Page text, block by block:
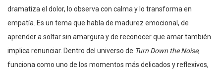
dramatiza el dolor, lo observa con calma y lo transforma en
empatía. Es un tema que habla de madurez emocional, de
aprender a soltar sin amargura y de reconocer que amar también
implica renunciar. Dentro del universo de Turn Down the Noise,
funciona como uno de los momentos más delicados y reflexivos,